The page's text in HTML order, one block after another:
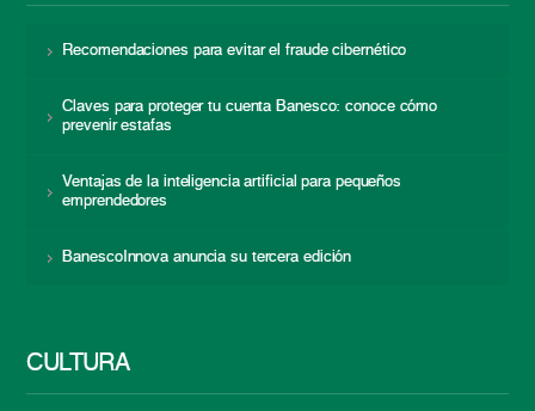
Recomendaciones para evitar el fraude cibernético
Claves para proteger tu cuenta Banesco: conoce cómo
prevenir estafas
Ventajas de la inteligencia artificial para pequeños
emprendedores
BanescoInnova anuncia su tercera edición
CULTURA